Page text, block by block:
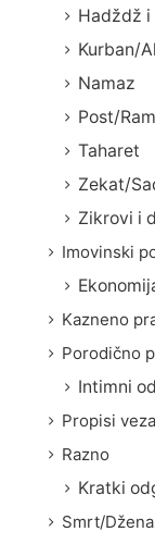
Hadždž i
Kurban/
Namaz
Post/
Taharet
Zekat/
Zikrovi i
Imovinski
Kazneno
Porodično
Intimni
Propisi
Razno
Kratki
Smrt/